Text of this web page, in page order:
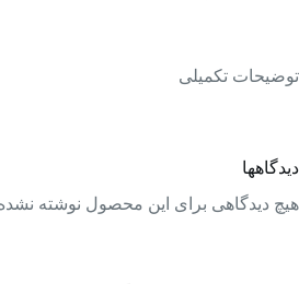
توضیحات تکمیلی
دیدگاهها
هیچ دیدگاهی برای این محصول نوشته